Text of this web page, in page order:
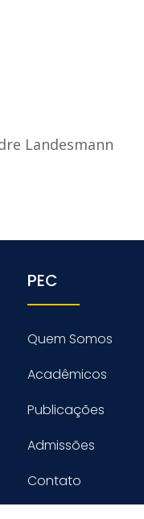
Landesmann
PEC
Quem Somos
Acadêmicos
Publicações
Admissões
Contato